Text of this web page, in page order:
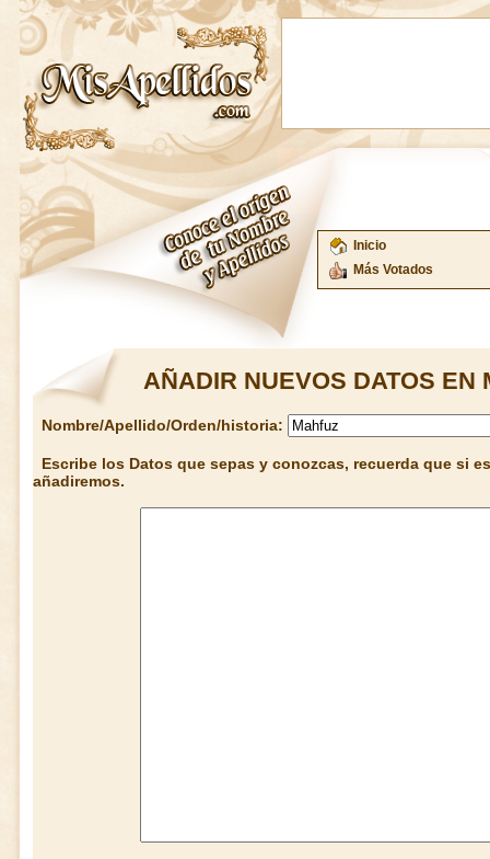
Inicio
Más Votados
AÑADIR NUEVOS DATOS EN
Nombre/Apellido/Orden/historia:
Escribe los Datos que sepas y conozcas, recuerda que si
añadiremos.